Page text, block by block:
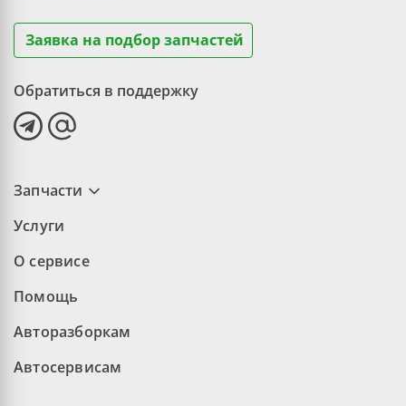
Заявка на подбор запчастей
Обратиться в поддержку
Запчасти
Услуги
О сервисе
Помощь
Авторазборкам
Автосервисам